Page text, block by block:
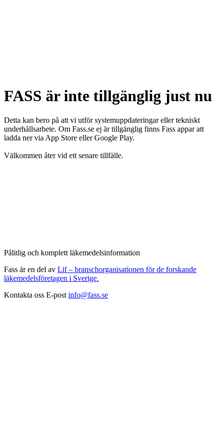
FASS är inte tillgänglig just nu
Detta kan bero på att vi utför systemuppdateringar eller tekniskt
underhållsarbete. Om Fass.se ej är tillgänglig finns Fass appar att
ladda ner via App Store eller Google Play.
Välkommen åter vid ett senare tillfälle.
Pålitlig och komplett läkemedelsinformation
Fass är en del av Lif – branschorganisationen för de forskande
läkemedelsföretagen i Sverige.
Kontakta oss E-post info@fass.se